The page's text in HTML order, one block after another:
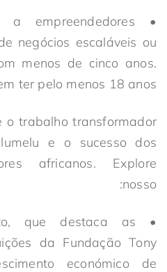
a empreendedores
negócios escaláveis ​​ou
menos de cinco anos.
ter pelo menos 18 anos.
o trabalho transformador
e o sucesso dos
africanos. Explore
nosso:
que destaca as
da Fundação Tony
económico de